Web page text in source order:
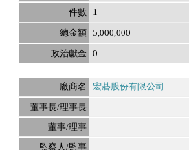
1
5,000,000
0
宏碁股份有限公司